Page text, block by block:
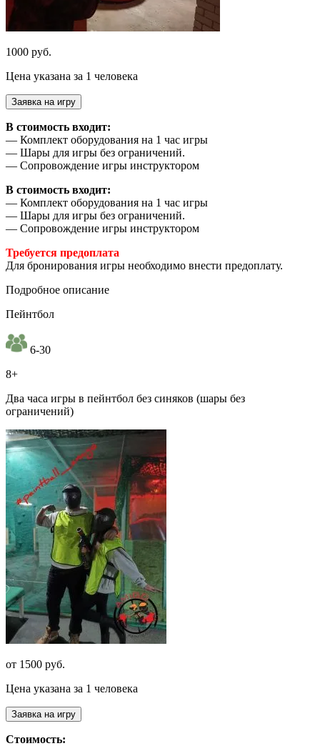
1000 руб.
Цена указана за 1 человека
Заявка на игру
В стоимость входит:
— Комплект оборудования на 1 час игры
— Шары для игры без ограничений.
— Сопровождение игры инструктором
В стоимость входит:
— Комплект оборудования на 1 час игры
— Шары для игры без ограничений.
— Сопровождение игры инструктором
Требуется предоплата
Для бронирования игры необходимо внести предоплату.
Подробное описание
Пейнтбол
6-30
8+
Два часа игры в пейнтбол без синяков (шары без
ограничений)
от 1500 руб.
Цена указана за 1 человека
Заявка на игру
Стоимость: